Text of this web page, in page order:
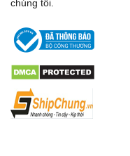
chúng tôi.